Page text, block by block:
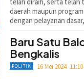
telah diraih, serta telah
daerah maupun
dengan pelayanan
Baru Satu
Bengkalis
POLITIK 16 Mei 2024 -11:10